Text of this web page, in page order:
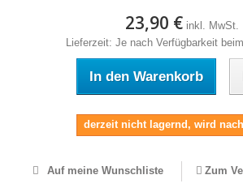
23,90 € inkl. MwSt.
Lieferzeit: Je nach Verfügbarkeit
In den Warenkorb
derzeit nicht lagernd, wird
Auf meine Wunschliste Zum